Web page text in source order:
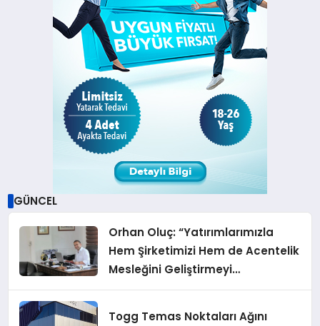
GÜNCEL
Orhan Oluç: “Yatırımlarımızla
Hem Şirketimizi Hem de Acentelik
Mesleğini Geliştirmeyi
Hedefliyoruz”
Togg Temas Noktaları Ağını